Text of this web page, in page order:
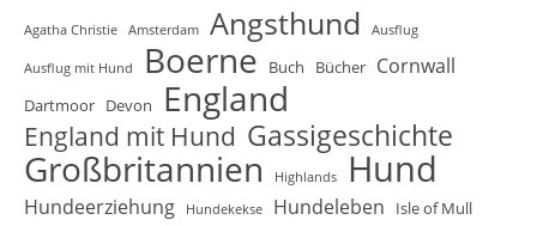
Agatha Christie Amsterdam Angsthund Ausflug
Ausflug mit Hund Boerne Buch Bücher Cornwall
Dartmoor Devon England
England mit Hund Gassigeschichte
Großbritannien Highlands Hund
Hundeerziehung Hundekekse Hundeleben Isle of Mull